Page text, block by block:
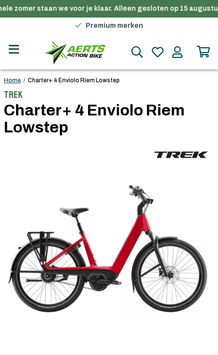
zomer staan we voor je klaar. Alleen gesloten op 15
Gratis verzending in België vanaf €100
Premium merken
Gratis verzending in België vanaf €100
Home / Charter+ 4 Enviolo Riem Lowstep
Trek
Charter+ 4 Enviolo Riem
Lowstep